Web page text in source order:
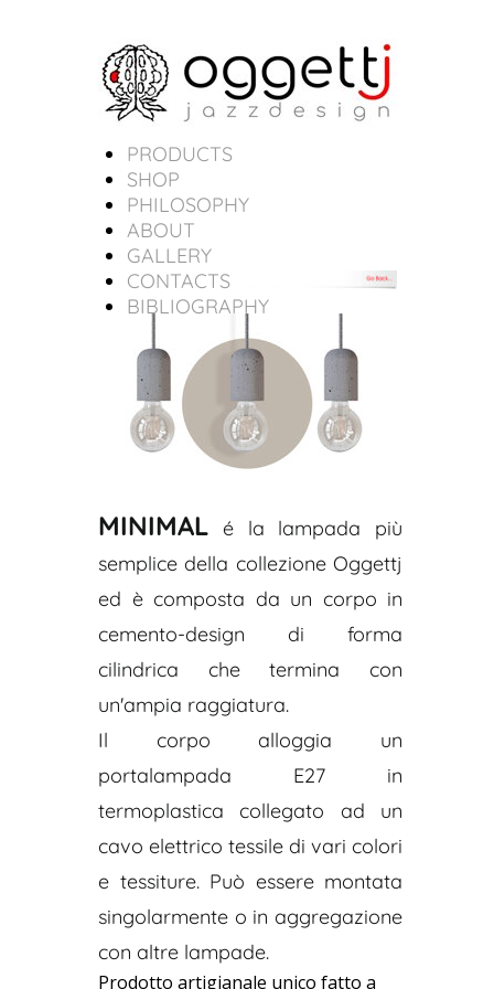
PRODUCTS
SHOP
PHILOSOPHY
ABOUT
GALLERY
CONTACTS
BIBLIOGRAPHY
MINIMAL é la lampada più
semplice della collezione Oggettj
ed è composta da un corpo in
cemento-design di forma
cilindrica che termina con
un'ampia raggiatura.
Il corpo alloggia un
portalampada E27 in
termoplastica collegato ad un
cavo elettrico tessile di vari colori
e tessiture. Può essere montata
singolarmente o in aggregazione
con altre lampade.
Prodotto artigianale unico fatto a